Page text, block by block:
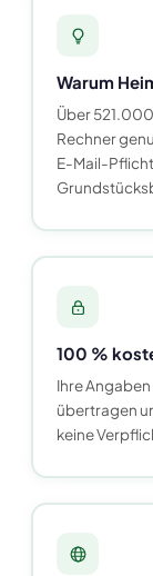
Warum
Über
Rechner
E-Mail-
100 %
Ihre
übertragen
keine